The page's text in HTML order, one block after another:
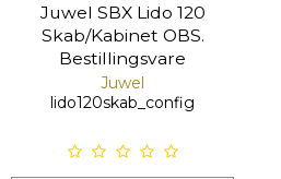
Juwel SBX Lido 120
Skab/Kabinet OBS.
Bestillingsvare
Juwel
lido120skab_config